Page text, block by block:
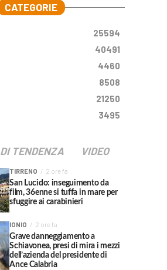
CATEGORIE
25594
40491
4460
8508
21250
3495
DI TENDENZA VIDEO
TIRRENO 2 ore fa
San Lucido: inseguimento da
film, 36enne si tuffa in mare per
sfuggire ai carabinieri
IONIO 2 ore fa
Grave danneggiamento a
Schiavonea, presi di mira i mezzi
dell’azienda del presidente di
Ance Calabria